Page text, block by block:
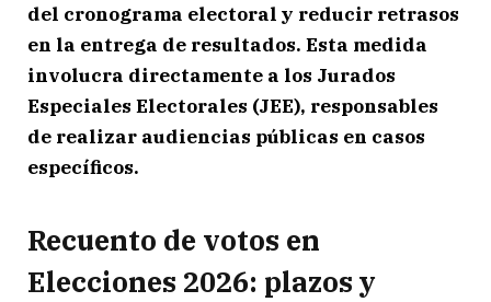
del cronograma electoral y reducir retrasos
en la entrega de resultados. Esta medida
involucra directamente a los Jurados
Especiales Electorales (JEE), responsables
de realizar audiencias públicas en casos
específicos.
Recuento de votos en
Elecciones 2026: plazos y